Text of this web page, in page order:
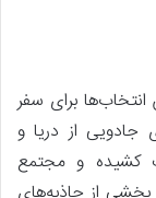
برای سفر
جادویی از دریا و
کشیده و مجتمع